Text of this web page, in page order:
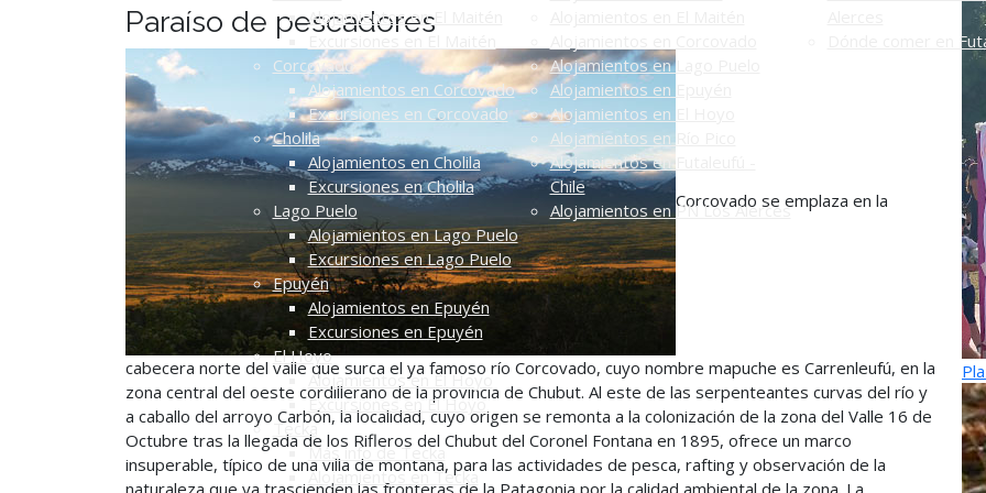
Alojamientos en El Maitén
Corcovado
Alojamientos en Corcovado
Excursiones en Corcovado
Cholila
Alojamientos en Cholila
Excursiones en Cholila
Lago Puelo
Alojamientos en Lago Puelo
Excursiones en Lago Puelo
Epuyén
Alojamientos en Epuyén
Excursiones en Epuyén
El Hoyo
Alojamientos en El Hoyo
Excursiones en El Hoyo
Tecka
Más info de Tecka
Alojamientos en Tecka
Alojamientos en Lago Puelo
Alojamientos en Epuyén
Alojamientos en El Hoyo
Alojamientos en Río Pico
Alojamientos en Futaleufú -
Chile
Alojamientos en PN Los Alerces
Dónde comer en
Paraíso de pescadores
Corcovado se emplaza en la
cabecera norte del valle que surca el ya famoso río Corcovado, cuyo nombre mapuche es Carrenleufú, en la
zona central del oeste cordillerano de la provincia de Chubut. Al este de las serpenteantes curvas del río y
a caballo del arroyo Carbón, la localidad, cuyo origen se remonta a la colonización de la zona del Valle 16 de
Octubre tras la llegada de los Rifleros del Chubut del Coronel Fontana en 1895, ofrece un marco
insuperable, típico de una villa de montaña, para las actividades de pesca, rafting y observación de la
naturaleza que ya trascienden las fronteras de la Patagonia por la calidad ambiental de la zona. La